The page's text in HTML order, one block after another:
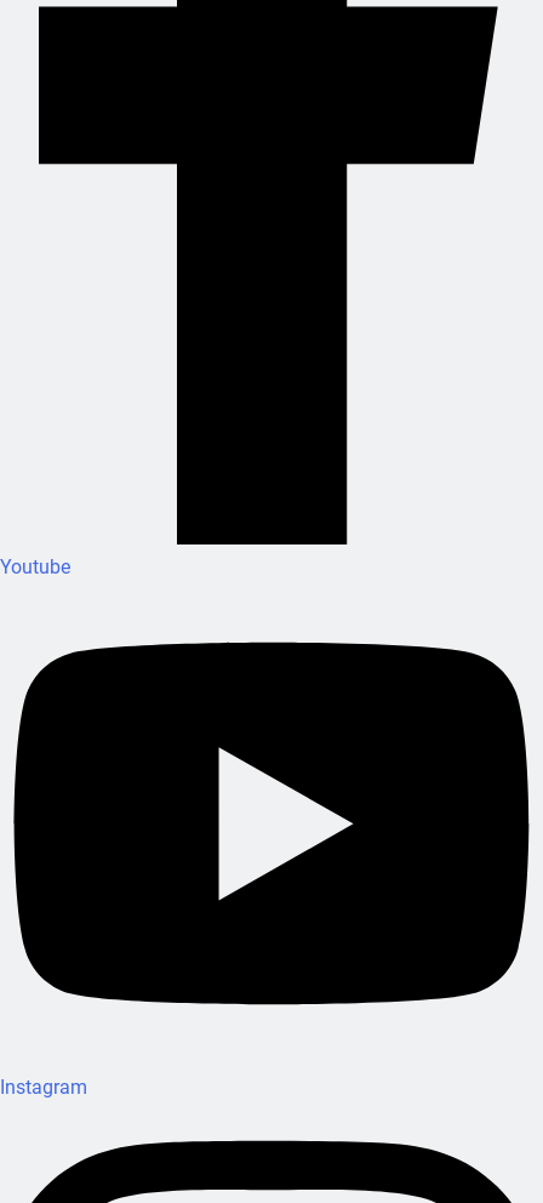
Youtube
Instagram